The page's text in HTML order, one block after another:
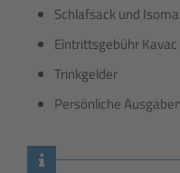
Schlafsack und
Eintrittsgebühr Kavac
Trinkgelder
Persönliche Ausgaben